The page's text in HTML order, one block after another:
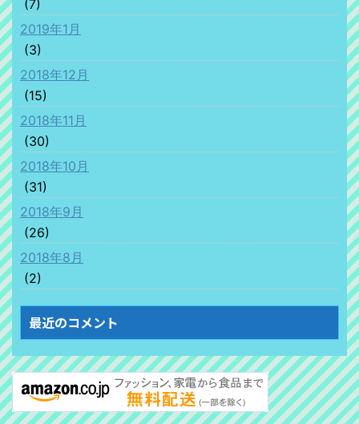
(7)
2019年1月
(3)
2018年12月
(15)
2018年11月
(30)
2018年10月
(31)
2018年9月
(26)
2018年8月
(2)
最近のコメント